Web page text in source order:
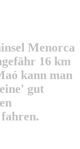
Menorca
16 km
kann man
gut